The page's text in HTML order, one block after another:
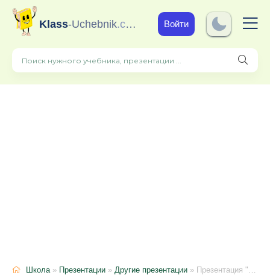
Klass-Uchebnik.com Войти
Школа» Презентации » Другие презентации » Презентация "Сергей Седов "Король красуется""